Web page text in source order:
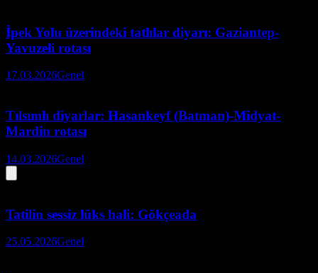
İpek Yolu üzerindeki tatlılar diyarı: Gaziantep-
Yavuzeli rotası
17.03.2026Genel
Tılsımlı diyarlar: Hasankeyf (Batman)-Midyat-
Mardin rotası
14.03.2026Genel
Tatilin sessiz lüks hali: Gökçeada
25.05.2026Genel